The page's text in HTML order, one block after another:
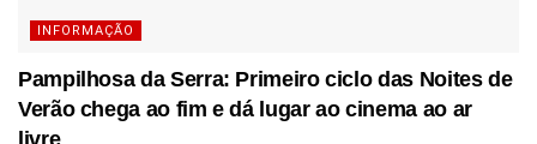
INFORMAÇÃO
Pampilhosa da Serra: Primeiro ciclo das Noites de
Verão chega ao fim e dá lugar ao cinema ao ar
livre